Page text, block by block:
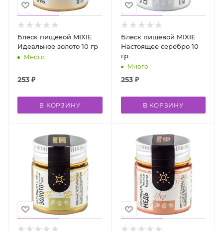
Блеск пищевой MIXIE
Идеальное золото 10 гр
Много
253 ₽
В КОРЗИНУ
Блеск пищевой MIXIE
Настоящее серебро 10
гр
Много
253₽
В КОРЗИНУ